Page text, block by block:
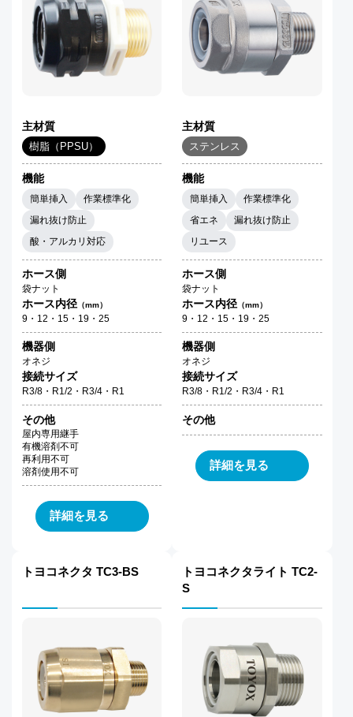
主材質
樹脂（PPSU）
機能
簡単挿入
作業標準化
漏れ抜け防止
酸・アルカリ対応
ホース側
袋ナット
ホース内径（mm）
9・12・15・19・25
機器側
オネジ
接続サイズ
R3/8・R1/2・R3/4・R1
その他
屋内専用継手
有機溶剤不可
再利用不可
溶剤使用不可
詳細を見る
主材質
ステンレス
機能
簡単挿入
作業標準化
省エネ
漏れ抜け防止
リユース
ホース側
袋ナット
ホース内径 （mm）
9・12・15・19・25
機器側
オネジ
接続サイズ
R3/8・R1/2・R3/4・R1
その他
詳細を見る
トヨコネクタ TC3-BS
トヨコネクタライト TC2-
S